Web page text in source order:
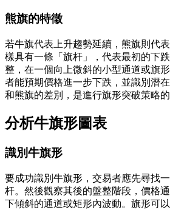
熊旗的特徵
若牛旗代表上升趨勢延續，熊旗則代
樣具有一條「旗杆」，代表最初的下
整，在一個向上微斜的小型通道或旗
者能預期價格進一步下跌，並識別潛
和熊旗的差別，是進行旗形突破策略的
分析牛旗形圖表
識別牛旗形
要成功識別牛旗形，交易者應先尋找
杆。然後觀察其後的盤整階段，價格
下傾斜的通道或矩形內波動。旗形可